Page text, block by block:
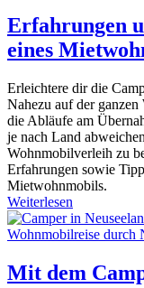
Erfahrungen
eines
Erleichtere dir die
Nahezu auf der
die Abläufe am
je nach Land
Wohnmobilverleih zu
Erfahrungen sowie
Mietwohnmobils.
Weiterlesen
Mit dem